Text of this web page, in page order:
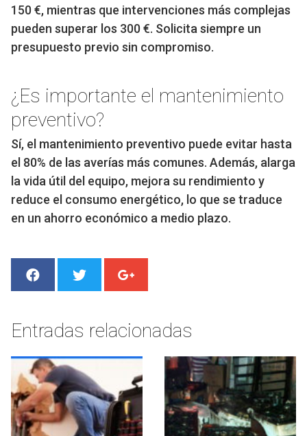
150 €, mientras que intervenciones más complejas
pueden superar los 300 €. Solicita siempre un
presupuesto previo sin compromiso.
¿Es importante el mantenimiento
preventivo?
Sí, el mantenimiento preventivo puede evitar hasta
el 80% de las averías más comunes. Además, alarga
la vida útil del equipo, mejora su rendimiento y
reduce el consumo energético, lo que se traduce
en un ahorro económico a medio plazo.
Entradas relacionadas